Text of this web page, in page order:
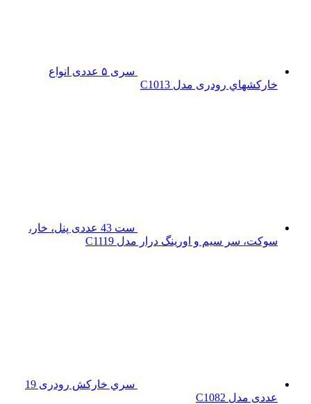
سری ۵ عددی انواع
خارکشهاي رودری مدل C1013
ست 43 عددی پنل، خار،
سوکت، سر سیم و اورینگ درار مدل C1119
سري خارکش رودری 19
عددی مدل C1082